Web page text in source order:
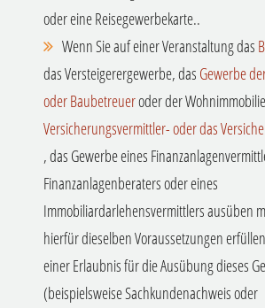
oder eine Reisegewerbekarte..
Wenn Sie auf einer Veranstaltung das
das Versteigerergewerbe, das Gewerbe
oder Baubetreueroder der
Versicherungsvermittler- oder das
, das Gewerbe eines
Finanzanlagenberaters oder eines
Immobiliardarlehensvermittlers ausüben
hierfür dieselben Voraussetzungen
einer Erlaubnis für die Ausübung dieses
(beispielsweise Sachkundenachweis oder